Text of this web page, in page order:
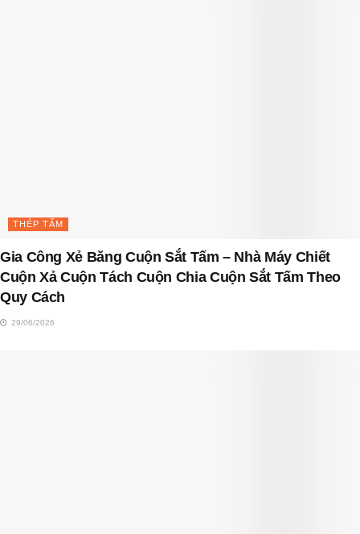
THÉP TẤM
Gia Công Xẻ Băng Cuộn Sắt Tấm – Nhà Máy Chiết
Cuộn Xả Cuộn Tách Cuộn Chia Cuộn Sắt Tấm Theo
Quy Cách
29/06/2026